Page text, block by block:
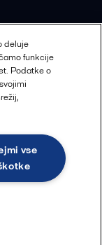
deluje
funkcije
Podatke o
vse